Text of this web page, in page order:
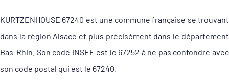
KURTZENHOUSE 67240 est une commune française se trouvant
dans la région Alsace et plus précisément dans le département
Bas-Rhin. Son code INSEE est le 67252 à ne pas confondre avec
son code postal qui est le 67240.